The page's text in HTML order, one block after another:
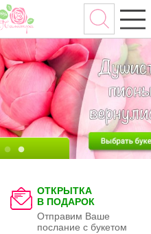
ОТКРЫТКА
В ПОДАРОК
Отправим Ваше
послание с букетом